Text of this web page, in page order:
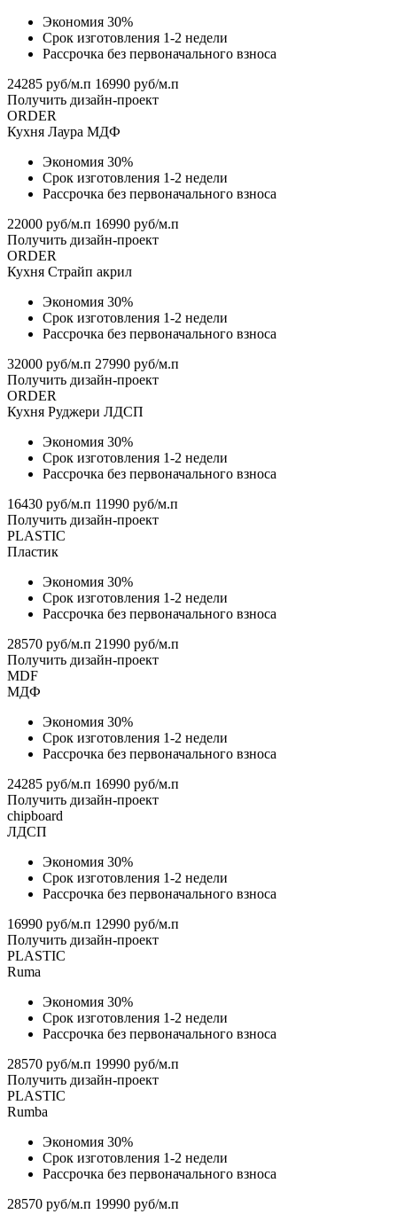
Экономия 30%
Срок изготовления 1-2 недели
Рассрочка без первоначального взноса
24285 руб/м.п 16990 руб/м.п
Получить дизайн-проект
ORDER
Кухня Лаура МДФ
Экономия 30%
Срок изготовления 1-2 недели
Рассрочка без первоначального взноса
22000 руб/м.п 16990 руб/м.п
Получить дизайн-проект
ORDER
Кухня Страйп акрил
Экономия 30%
Срок изготовления 1-2 недели
Рассрочка без первоначального взноса
32000 руб/м.п 27990 руб/м.п
Получить дизайн-проект
ORDER
Кухня Руджери ЛДСП
Экономия 30%
Срок изготовления 1-2 недели
Рассрочка без первоначального взноса
16430 руб/м.п 11990 руб/м.п
Получить дизайн-проект
PLASTIC
Пластик
Экономия 30%
Срок изготовления 1-2 недели
Рассрочка без первоначального взноса
28570 руб/м.п 21990 руб/м.п
Получить дизайн-проект
MDF
МДФ
Экономия 30%
Срок изготовления 1-2 недели
Рассрочка без первоначального взноса
24285 руб/м.п 16990 руб/м.п
Получить дизайн-проект
chipboard
ЛДСП
Экономия 30%
Срок изготовления 1-2 недели
Рассрочка без первоначального взноса
16990 руб/м.п 12990 руб/м.п
Получить дизайн-проект
PLASTIC
Ruma
Экономия 30%
Срок изготовления 1-2 недели
Рассрочка без первоначального взноса
28570 руб/м.п 19990 руб/м.п
Получить дизайн-проект
PLASTIC
Rumba
Экономия 30%
Срок изготовления 1-2 недели
Рассрочка без первоначального взноса
28570 руб/м.п 19990 руб/м.п